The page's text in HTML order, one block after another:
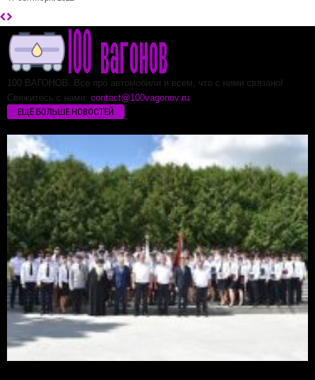
100 ВАГОНОВ. Все про автомобили и всем, что с ними связано!
Свяжитесь с нами: contact@100vagonov.ru
ЕЩЁ БОЛЬШЕ НОВОСТЕЙ